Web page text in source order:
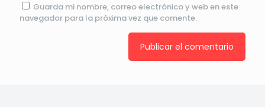
Guarda mi nombre, correo electrónico y web en este
navegador para la próxima vez que comente.